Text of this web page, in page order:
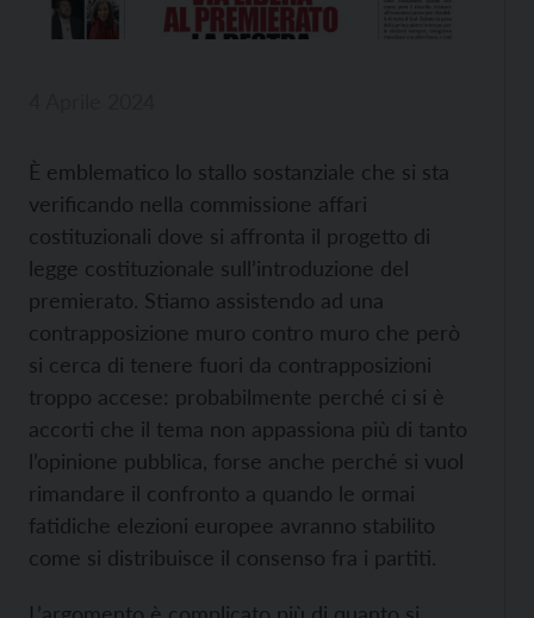
È emblematico lo stallo sostanziale che si sta
verificando nella commissione affari
costituzionali dove si affronta il progetto di
legge costituzionale sull’introduzione del
premierato. Stiamo assistendo ad una
contrapposizione muro contro muro che però
si cerca di tenere fuori da contrapposizioni
troppo accese: probabilmente perché ci si è
accorti che il tema non appassiona più di tanto
l’opinione pubblica, forse anche perché si vuol
rimandare il confronto a quando le ormai
fatidiche elezioni europee avranno stabilito
come si distribuisce il consenso fra i partiti.